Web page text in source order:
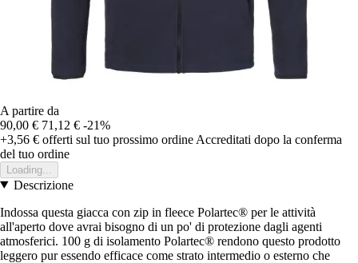
A partire da
90,00 € 71,12 € -21%
+3,56 € offerti sul tuo prossimo ordine Accreditati dopo la conferma
del tuo ordine
Loading...
Descrizione
Indossa questa giacca con zip in fleece Polartec® per le attività
all'aperto dove avrai bisogno di un po' di protezione dagli agenti
atmosferici. 100 g di isolamento Polartec® rendono questo prodotto
leggero pur essendo efficace come strato intermedio o esterno che